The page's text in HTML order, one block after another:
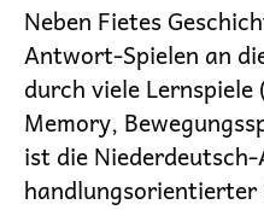
Neben Fietes
Antwort-Spielen an
durch viele
Memory,
ist die Niederdeutsch-